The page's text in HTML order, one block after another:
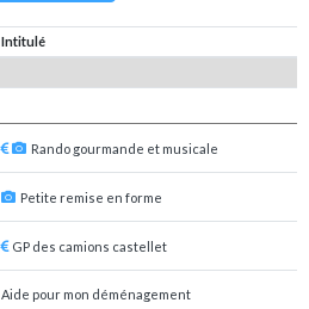
Intitulé
Rando gourmande et musicale
Petite remise en forme
GP des camions castellet
Aide pour mon déménagement